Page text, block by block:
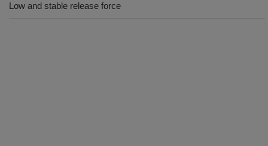
Low and stable release force